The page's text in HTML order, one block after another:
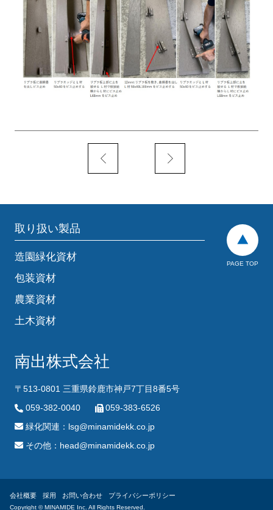
PAGE TOP
取り扱い製品
造園緑化資材
包装資材
農業資材
土木資材
南出株式会社
〒513-0801 三重県鈴鹿市神戸7丁目8番5号
059-382-0040
059-383-6526
緑化関連：lsg@minamidekk.co.jp
その他：head@minamidekk.co.jp
会社概要 採用 お問い合わせ プライバシーポリシー
Copyright ©︎ MINAMIDE Inc. All Rights Reserved.